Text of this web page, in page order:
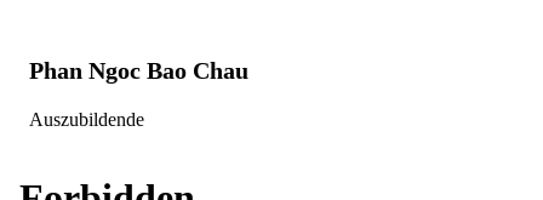
Phan Ngoc Bao Chau
Auszubildende